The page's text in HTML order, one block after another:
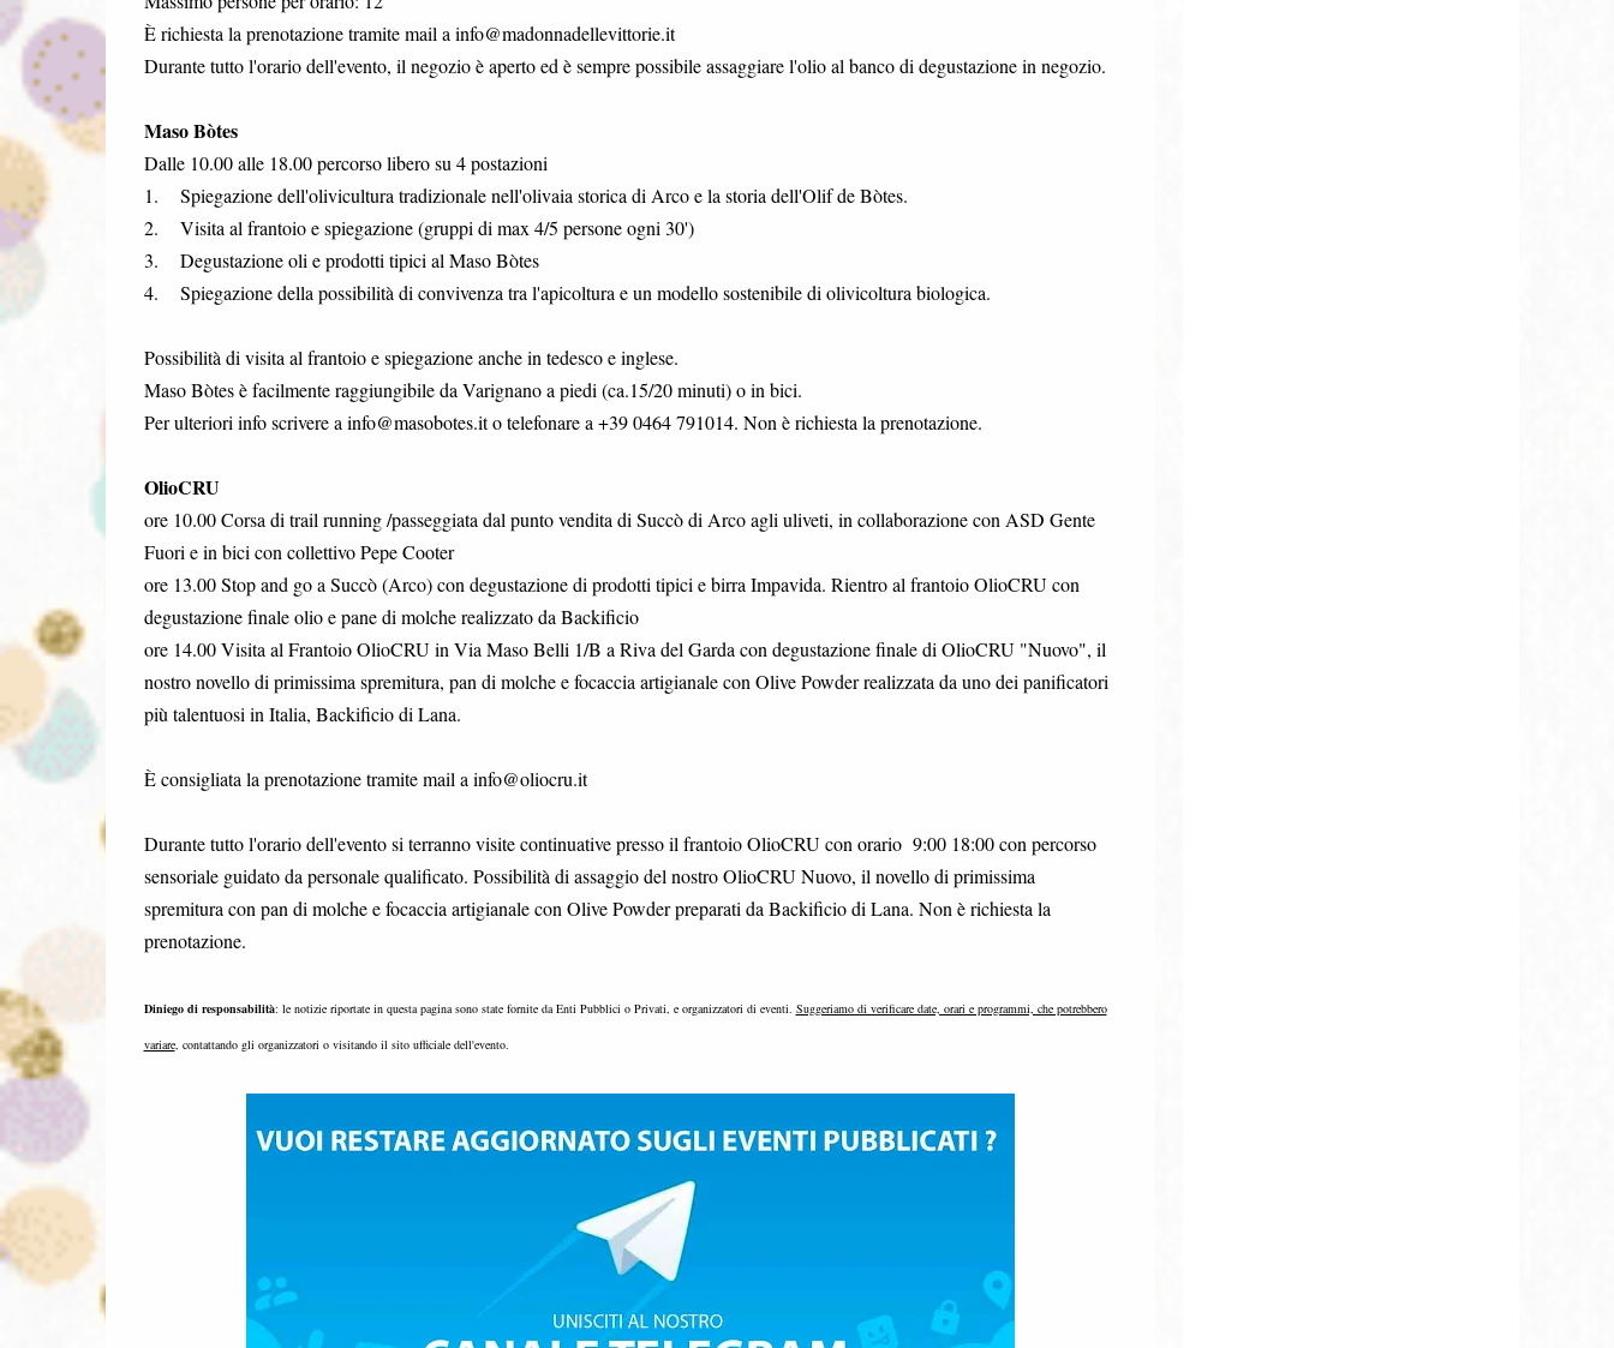
È richiesta la prenotazione tramite mail a info@madonnadellevittorie.it
Durante tutto l'orario dell'evento, il negozio è aperto ed è sempre possibile assaggiare l'olio al banco di degustazione in negozio.
Maso Bòtes
Dalle 10.00 alle 18.00 percorso libero su 4 postazioni
1. Spiegazione dell'olivicultura tradizionale nell'olivaia storica di Arco e la storia dell'Olif de Bòtes.
2. Visita al frantoio e spiegazione (gruppi di max 4/5 persone ogni 30')
3. Degustazione oli e prodotti tipici al Maso Bòtes
4. Spiegazione della possibilità di convivenza tra l'apicoltura e un modello sostenibile di olivicoltura biologica.
Possibilità di visita al frantoio e spiegazione anche in tedesco e inglese.
Maso Bòtes è facilmente raggiungibile da Varignano a piedi (ca.15/20 minuti) o in bici.
Per ulteriori info scrivere a info@masobotes.it o telefonare a +39 0464 791014. Non è richiesta la prenotazione.
OlioCRU
ore 10.00 Corsa di trail running /passeggiata dal punto vendita di Succò di Arco agli uliveti, in collaborazione con ASD Gente
Fuori e in bici con collettivo Pepe Cooter
ore 13.00 Stop and go a Succò (Arco) con degustazione di prodotti tipici e birra Impavida. Rientro al frantoio OlioCRU con
degustazione finale olio e pane di molche realizzato da Backificio
ore 14.00 Visita al Frantoio OlioCRU in Via Maso Belli 1/B a Riva del Garda con degustazione finale di OlioCRU "Nuovo", il
nostro novello di primissima spremitura, pan di molche e focaccia artigianale con Olive Powder realizzata da uno dei panificatori
più talentuosi in Italia, Backificio di Lana.
È consigliata la prenotazione tramite mail a info@oliocru.it
Durante tutto l'orario dell'evento si terranno visite continuative presso il frantoio OlioCRU con orario 9:00 18:00 con percorso
sensoriale guidato da personale qualificato. Possibilità di assaggio del nostro OlioCRU Nuovo, il novello di primissima
spremitura con pan di molche e focaccia artigianale con Olive Powder preparati da Backificio di Lana. Non è richiesta la
prenotazione.
Diniego di responsabilità: le notizie riportate in questa pagina sono state fornite da Enti Pubblici o Privati, e organizzatori di eventi. Suggeriamo di verificare date, orari e programmi, che potrebbero
variare, contattando gli organizzatori o visitando il sito ufficiale dell'evento.